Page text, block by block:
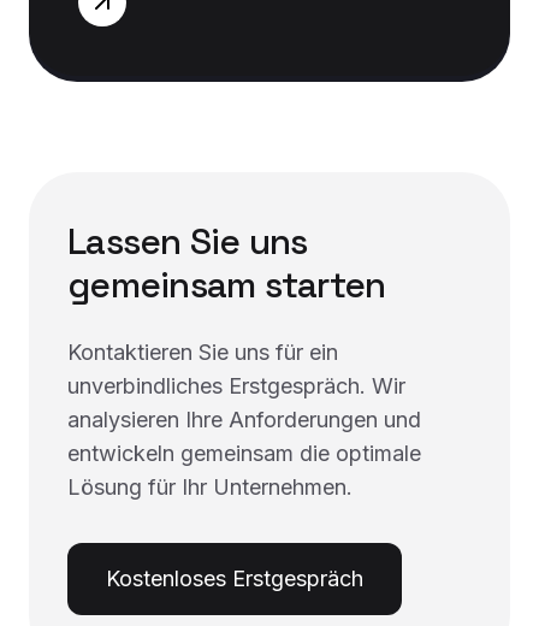
Lassen Sie uns
gemeinsam starten
Kontaktieren Sie uns für ein
unverbindliches Erstgespräch. Wir
analysieren Ihre Anforderungen und
entwickeln gemeinsam die optimale
Lösung für Ihr Unternehmen.
Kostenloses Erstgespräch